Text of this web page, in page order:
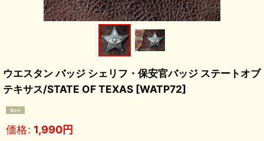
ウエスタン バッジ シェリフ・保安官バッジ ステートオブ
テキサス/STATE OF TEXAS [WATP72]
価格: 1,990円